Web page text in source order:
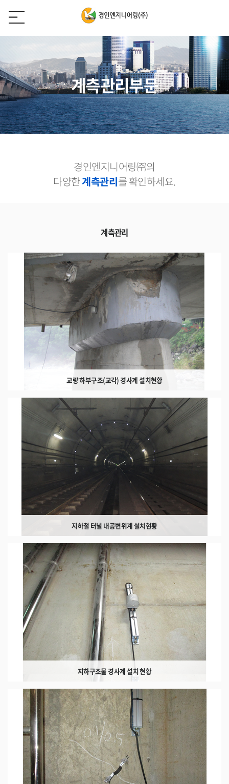
계측관리부문
경인엔지니어링㈜의
다양한계측관리를 확인하세요.
계측관리
교량 하부구조(교각) 경사계 설치현황
지하철 터널 내공변위계 설치현황
지하구조물 경사계 설치 현황